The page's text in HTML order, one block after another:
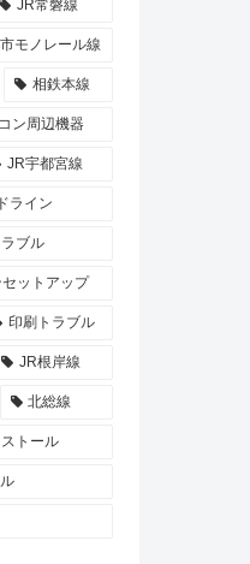
JR常磐線
モノレール線
相鉄本線
ン周辺機器
JR宇都宮線
ライン
ブル
ットアップ
印刷トラブル
JR根岸線
北総線
トール